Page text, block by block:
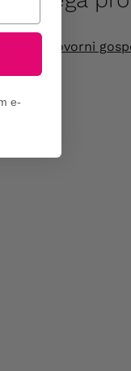
Odgovorni
e-